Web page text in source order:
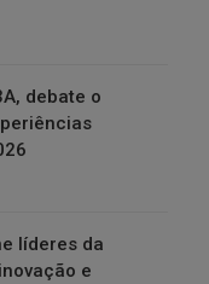
debate o
líderes da
e